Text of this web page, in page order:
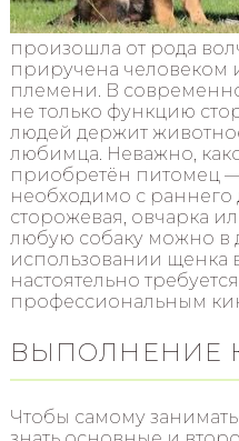
произошла от рода
приручена человеком
племени. В
не только функцию
людей держит
любимца. Неважно,
приобретён питомец
необходимо с раннего
сторожевая, овчарка
любую собаку можно в
использовании щенка
настоятельно
профессиональным
ВЫПОЛНЕНИЕ
Чтобы самому